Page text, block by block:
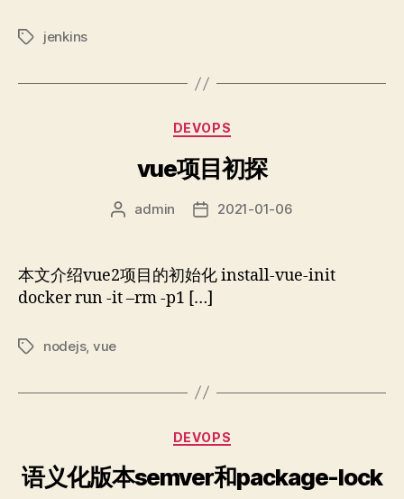
标
jenkins
分
DEVOPS
vue项目初探
文
者
admin
发
期
2021-01-06
本文介绍vue2项目的初始化 install-vue-init
docker run -it –rm -p1 […]
标
nodejs, vue
分
DEVOPS
语义化版本semver和package-lock